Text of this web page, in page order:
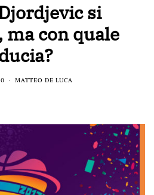
si
ma con quale
MATTEO DE LUCA